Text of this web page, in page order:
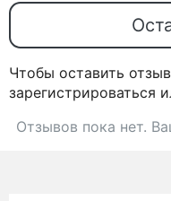
Чтобы оставить
зарегистрироваться
Отзывов пока нет.